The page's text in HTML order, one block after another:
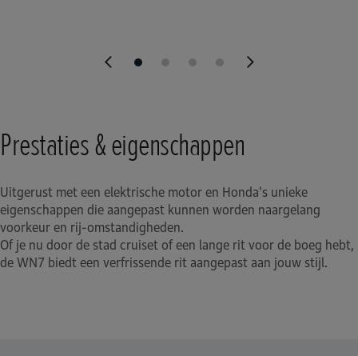
Prestaties & eigenschappen
Uitgerust met een elektrische motor en Honda's unieke
eigenschappen die aangepast kunnen worden naargelang
voorkeur en rij-omstandigheden.
Of je nu door de stad cruiset of een lange rit voor de boeg hebt,
de WN7 biedt een verfrissende rit aangepast aan jouw stijl.